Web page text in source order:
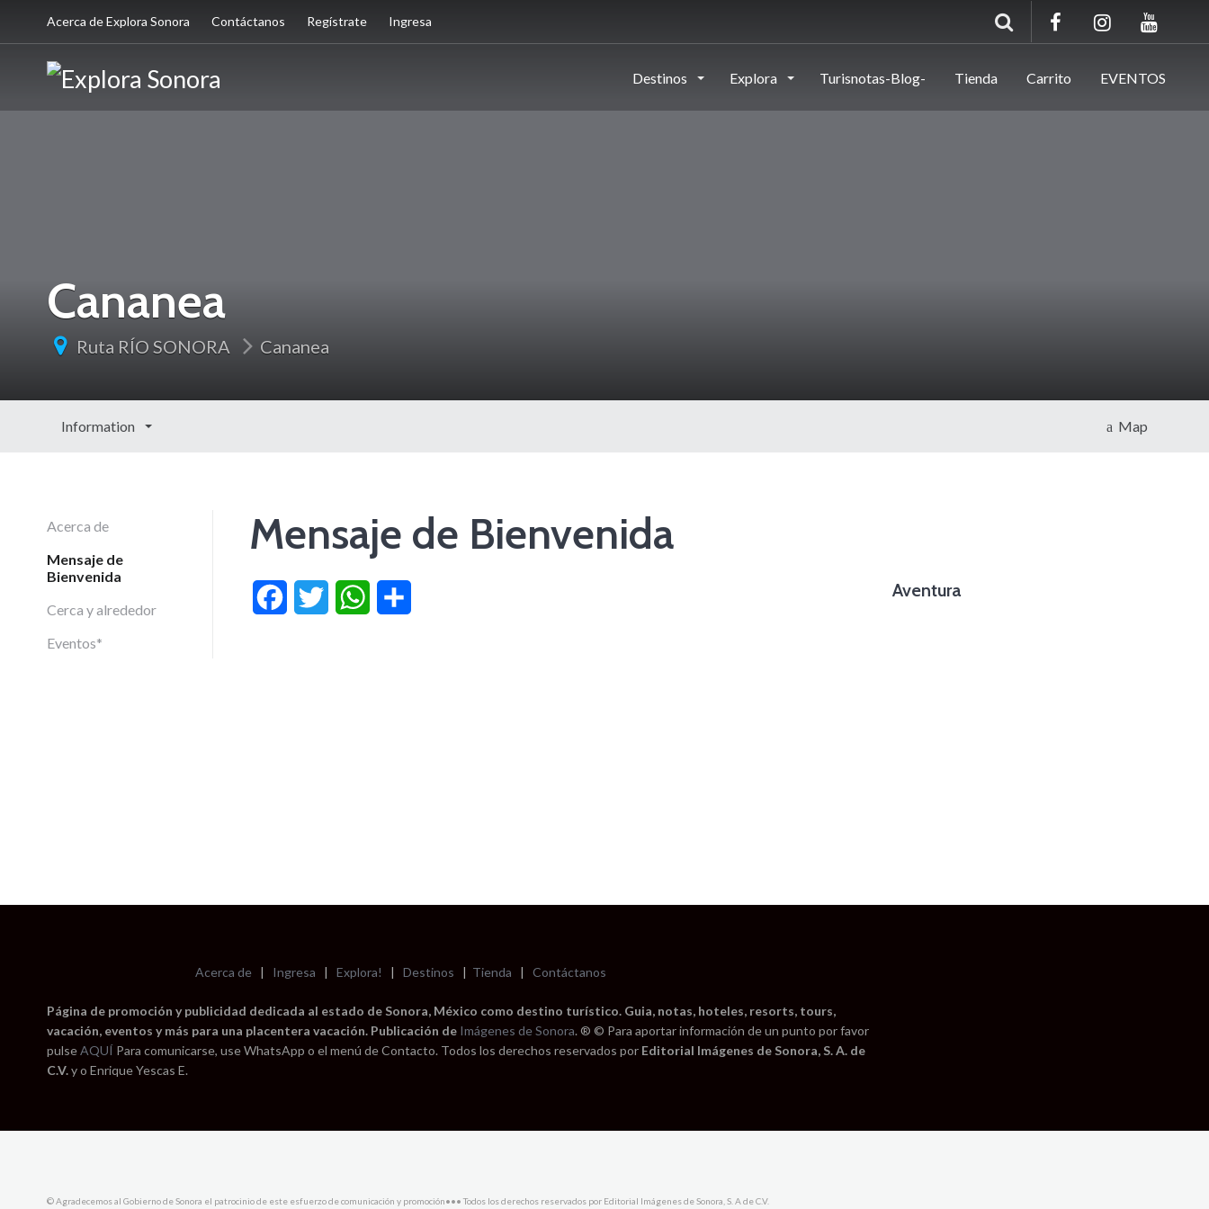
Acerca de Explora Sonora Contáctanos Regístrate Ingresa
Destinos Explora Turisnotas-Blog- Tienda Carrito EVENTOS
Cananea
Ruta RÍO SONORA Cananea
Information Map
Acerca de
Mensaje de
Bienvenida
Cerca y alrededor
Eventos*
Mensaje de Bienvenida
FacebookTwitter WhatsApp Aventura
Acerca de | Ingresa | Explora! | Destinos | Tienda | Contáctanos
Página de promoción y publicidad dedicada al estado de Sonora, México como destino turístico. Guia, notas, hoteles, resorts, tours,
vacación, eventos y más para una placentera vacación. Publicación de Imágenes de Sonora. ® © Para aportar información de un punto por favor
pulseAQUÍ Para comunicarse, use WhatsApp o el menú de Contacto. Todos los derechos reservados por Editorial Imágenes de Sonora, S. A. de
C.V.y o Enrique Yescas E.
© Agradecemos al Gobierno de Sonora el patrocinio de este esfuerzo de comunicación y promoción••• Todos los derechos reservados por Editorial Imágenes de Sonora, S. A de C.V.